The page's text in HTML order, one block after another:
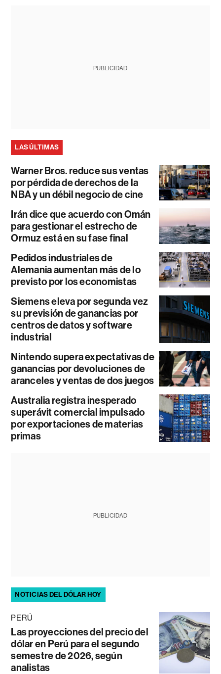
PUBLICIDAD
LAS ÚLTIMAS
Warner Bros. reduce sus ventas
por pérdida de derechos de la
NBA y un débil negocio de cine
Irán dice que acuerdo con Omán
para gestionar el estrecho de
Ormuz está en su fase final
Pedidos industriales de
Alemania aumentan más de lo
previsto por los economistas
Siemens eleva por segunda vez
su previsión de ganancias por
centros de datos y software
industrial
Nintendo supera expectativas de
ganancias por devoluciones de
aranceles y ventas de dos juegos
Australia registra inesperado
superávit comercial impulsado
por exportaciones de materias
primas
PUBLICIDAD
NOTICIAS DEL DÓLAR HOY
PERÚ
Las proyecciones del precio del
dólar en Perú para el segundo
semestre de 2026, según
analistas